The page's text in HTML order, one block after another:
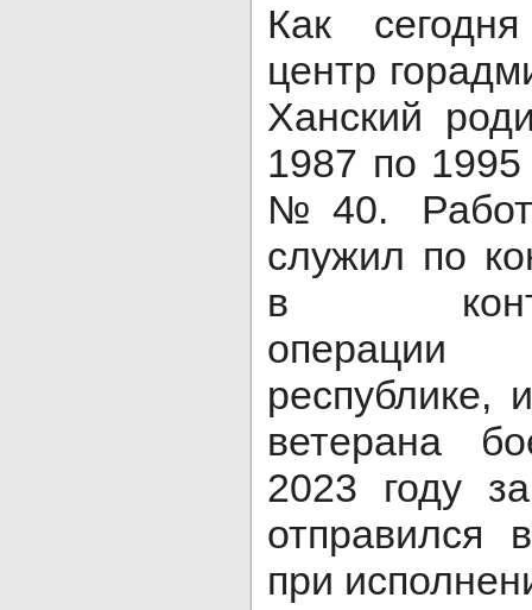
Как
центр
Ханский
1987 по
№40.
служил по
в
республике,
ветерана
2023 году
при